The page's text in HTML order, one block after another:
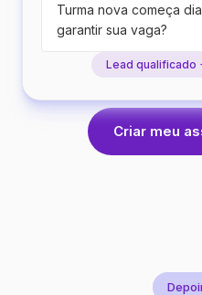
Turma nova começa
garantir sua vaga?
Lead qualificado
Criar meu